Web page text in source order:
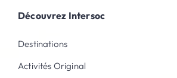
Découvrez Intersoc
Destinations
Activités Original